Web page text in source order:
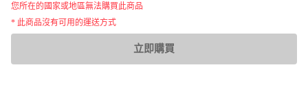
您所在的國家或地區無法購買此商品
* 此商品沒有可用的運送方式
立即購買